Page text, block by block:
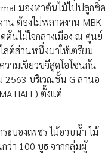
มองหาต้นไม้ไปปลูกชิค
น ต้องไม่พลาดงาน MBK
ดต้นไม้ใจกลางเมือง ณ ศูนย์
ไลต์ส่วนหนึ่งมาให้เตรียม
ามเขียวขจีสูดโอโซนกัน
บริเวณชั้น G ลานอ
HALL) ตั้งแต่
ะบองเพชร ไม้อวบน้ำ ไม้
ว่า 100 บูธ จากกลุ่มผู้